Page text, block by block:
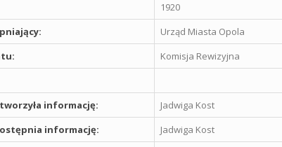
1920
Urząd Miasta Opola
Komisja Rewizyjna
informację:
Jadwiga Kost
informację:
Jadwiga Kost